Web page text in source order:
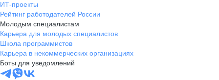
ИТ-проекты
Рейтинг работодателей России
Молодым специалистам
Карьера для молодых специалистов
Школа программистов
Карьера в некоммерческих организациях
Боты для уведомлений